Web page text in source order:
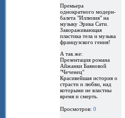
Премьера
однократного модерн-
балета "Иллюзия" на
музыку Эрика Сати.
Завораживающая
пластика тела и музыка
французского гения!
А так же:
Презентация романа
Айжанки Баяновой
"Чеченец"
Красивейшая история о
страсти и любви, над
которыми не властны
время и смерть.
Просмотров: 0